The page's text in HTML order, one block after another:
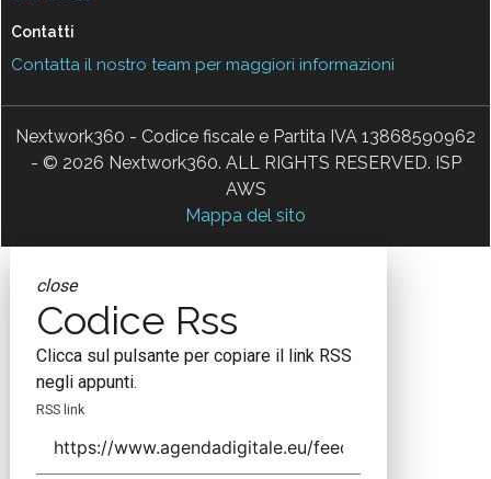
Contatti
Contatta il nostro team per maggiori informazioni
Nextwork360 - Codice fiscale e Partita IVA 13868590962
- © 2026 Nextwork360. ALL RIGHTS RESERVED. ISP
AWS
Mappa del sito
close
Codice Rss
Clicca sul pulsante per copiare il link RSS
negli appunti.
RSS link